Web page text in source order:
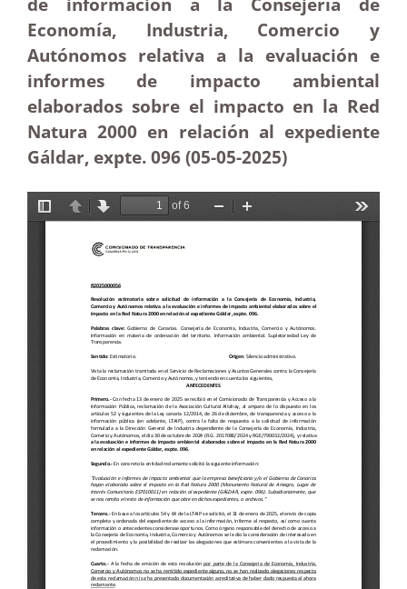
Economía, Industria, Comercio y
Autónomos relativa a la evaluación e
informes de impacto ambiental
elaborados sobre el impacto en la Red
Natura 2000 en relación al expediente
Gáldar, expte. 096 (05-05-2025)